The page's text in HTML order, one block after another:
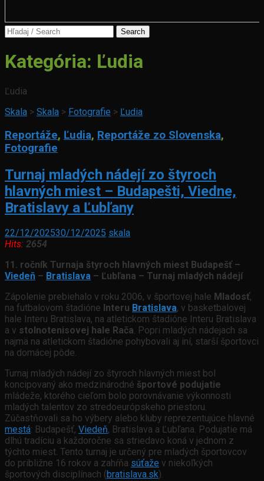
Search
Kategória: Ľudia
Ľudia
Skala > Skala > Fotografie > Ľudia
Reportáže, Ľudia, Reportáže zo Slovenska,
Fotografie
Turnaj mladých nádejí zo štyroch
hlavných miest – Budapešti, Viedne,
Bratislavy a Ľubľany
22/12/202530/12/2025 skala
Hits: 2654
11. ročník Turnaja štyroch hlavných miest Budapešť –
Viedeň – Bratislava – Ľubľana – Turnaj mladých nádejí
Zápolenie prebiehalo v roku 2006, v športovej hale Mladosť,
na futbalovom štadióne Interu Bratislava, v basketbalovej
hale Interu Bratislava, na atletickom štadióne Interu Bratislava
a v stolnotenisovej hale Rača. Popri mladých nádejach sa
najmä na atletickom štadióne pohybovali aj iní, starší športovci
na domácej pôde.
Turnaj mladých nádejí zo štyroch hlavných miest bol
koncipovaný ako medzinárodné športové podujatie
mládeže, ktorého cieľom bolo porovnávanie výkonnosti
mladých talentov zo stredoeurópskeho priestoru.
Zúčastňovali sa ho výbery alebo kluby reprezentujúce hlavné
mestá: Budapešť, Viedeň, Bratislava a Ľubľana. Podujatie má
dlhú tradíciu a každoročne sa striedavo koná v jednom z
týchto miest. Tento turnaj je určený pre mladých športovcov
do približne 16 rokov a zahŕňa súťaže v niekoľkých
športových disciplínach (bratislava.sk).